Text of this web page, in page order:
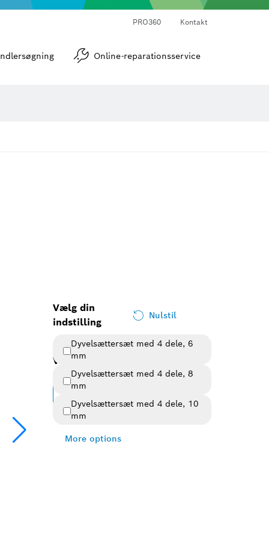
PRO360 Kontakt
Online-reparationsservice
Vælg din
indstilling
Nulstil
Dyvelsættersæt med 4 dele, 6
mm
Dyvelsættersæt med 4 dele, 8
mm
Dyvelsættersæt med 4 dele, 10
mm
More options
Valgt variant
Skift variant
Oversigt over varianter